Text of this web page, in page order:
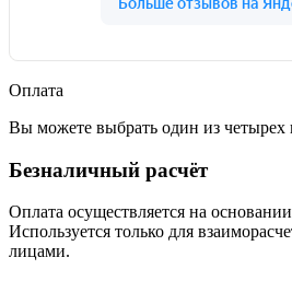
Оплата
Вы можете выбрать один из четырех
Безналичный расчёт
Оплата осуществляется на
Используется только для
лицами.